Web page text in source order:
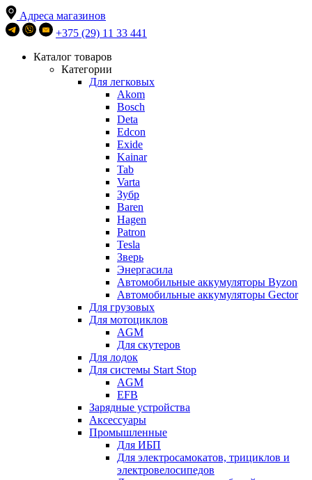
Адреса магазинов
+375 (29) 11 33 441
Каталог товаров
Категории
Для легковых
Akom
Bosch
Deta
Edcon
Exide
Kainar
Tab
Varta
Зубр
Baren
Hagen
Patron
Tesla
Зверь
Энергасила
Автомобильные аккумуляторы Byzon
Автомобильные аккумуляторы Gector
Для грузовых
Для мотоциклов
AGM
Для скутеров
Для лодок
Для системы Start Stop
AGM
EFB
Зарядные устройства
Аксессуары
Промышленные
Для ИБП
Для электросамокатов, трициклов и
электровелосипедов